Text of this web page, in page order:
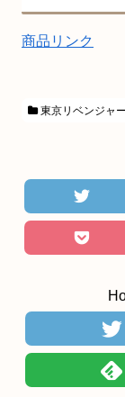
商品リンク
東京リベンジャ